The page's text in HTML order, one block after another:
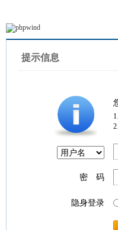
提示信息
密 码
隐身登录